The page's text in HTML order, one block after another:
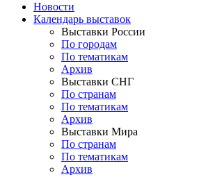
Новости
Календарь выставок
Выставки России
По городам
По тематикам
Архив
Выставки СНГ
По странам
По тематикам
Архив
Выставки Мира
По странам
По тематикам
Архив